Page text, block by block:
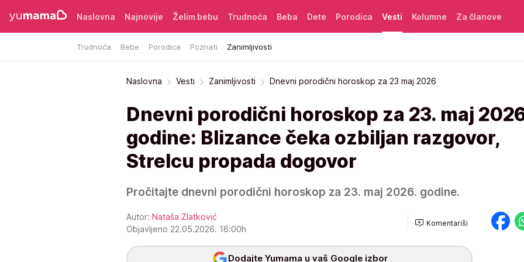
Naslovna Najnovije Želim bebu Trudnoća Beba Dete Porodica Vesti
Trudnoća Bebe Porodica Poznati Zanimljivosti
Kolumne Za članove
Naslovna Vesti Zanimljivosti Dnevni porodični horoskop za 23 maj 2026
Dnevni porodični horoskop za 23. maj
godine: Blizance čeka ozbiljan razgovor,
Strelcu propada dogovor
Pročitajte dnevni porodični horoskop za 23. maj 2026. godine.
Autor: Nataša Zlatković
Objavljeno 22.05.2026. 16:00h
Komentariši
Dodajte Yumama u vaš Google izbor